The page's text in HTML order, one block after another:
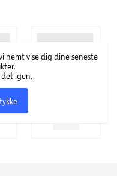
næring og forkælelse
alt, hvad dyrehjertet
til både hunde,
og gnavere.
nemt vise dig dine seneste
igen.